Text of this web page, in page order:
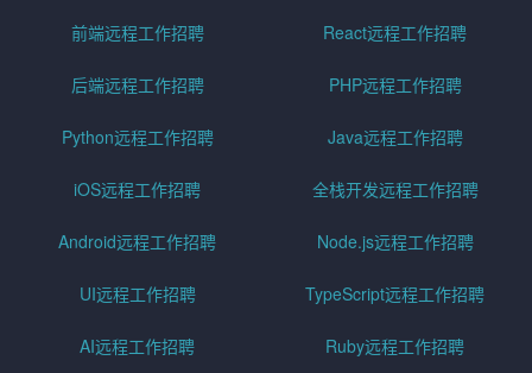
前端远程工作招聘 React远程工作招聘
后端远程工作招聘 PHP远程工作招聘
Python远程工作招聘 Java远程工作招聘
iOS远程工作招聘 全栈开发远程工作招聘
Android远程工作招聘 Node.js远程工作招聘
UI远程工作招聘 TypeScript远程工作招聘
AI远程工作招聘 Ruby远程工作招聘